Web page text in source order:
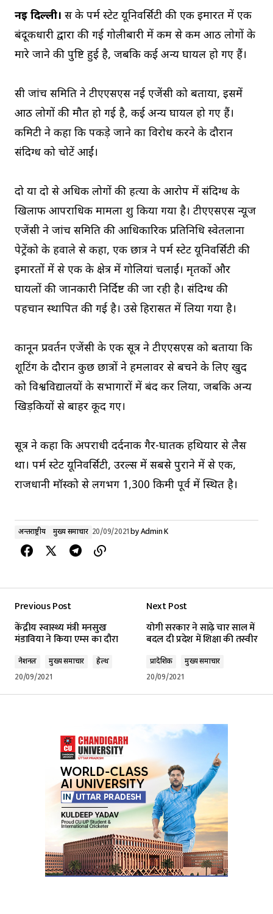
नई दिल्ली। रूस के पर्म स्टेट यूनिवर्सिटी की एक इमारत में एक
बंदूकधारी द्वारा की गई गोलीबारी में कम से कम आठ लोगों के
मारे जाने की पुष्टि हुई है, जबकि कई अन्य घायल हो गए हैं।
रूसी जांच समिति ने टीएएसएस नई एजेंसी को बताया, इसमें
आठ लोगों की मौत हो गई है, कई अन्य घायल हो गए हैं।
कमिटी ने कहा कि पकड़े जाने का विरोध करने के दौरान
संदिग्ध को चोटें आईं।
दो या दो से अधिक लोगों की हत्या के आरोप में संदिग्ध के
खिलाफ आपराधिक मामला शुरू किया गया है। टीएएसएस न्यूज
एजेंसी ने जांच समिति की आधिकारिक प्रतिनिधि स्वेतलाना
पेट्रेंको के हवाले से कहा, एक छात्र ने पर्म स्टेट यूनिवर्सिटी की
इमारतों में से एक के क्षेत्र में गोलियां चलाईं। मृतकों और
घायलों की जानकारी निर्दिष्ट की जा रही है। संदिग्ध की
पहचान स्थापित की गई है। उसे हिरासत में लिया गया है।
कानून प्रवर्तन एजेंसी के एक सूत्र ने टीएएसएस को बताया कि
शूटिंग के दौरान कुछ छात्रों ने हमलावर से बचने के लिए खुद
को विश्वविद्यालयों के सभागारों में बंद कर लिया, जबकि अन्य
खिड़कियों से बाहर कूद गए।
सूत्र ने कहा कि अपराधी दर्दनाक गैर-घातक हथियार से लैस
था। पर्म स्टेट यूनिवर्सिटी, उरल्स में सबसे पुराने में से एक,
राजधानी मॉस्को से लगभग 1,300 किमी पूर्व में स्थित है।
अन्तर्राष्ट्रीय मुख्य समाचार 20/09/2021by Admin K
Previous Post
केंद्रीय स्वास्थ्य मंत्री मनसुख
मंडाविया ने किया एम्स का दौरा
नेशनल मुख्य समाचार
हेल्थ
20/09/2021
Next Post
योगी सरकार ने साढ़े चार साल में
बदल दी प्रदेश में शिक्षा की तस्वीर
प्रादेशिक
मुख्य समाचार
20/09/2021